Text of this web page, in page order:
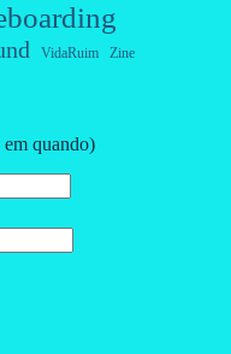
VidaRuim Zine
quando)